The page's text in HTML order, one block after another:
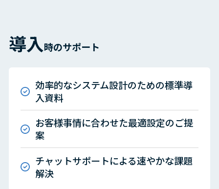
導入時のサポート
効率的なシステム設計のための標準導
入資料
お客様事情に合わせた最適設定のご提
案
チャットサポートによる速やかな課題
解決